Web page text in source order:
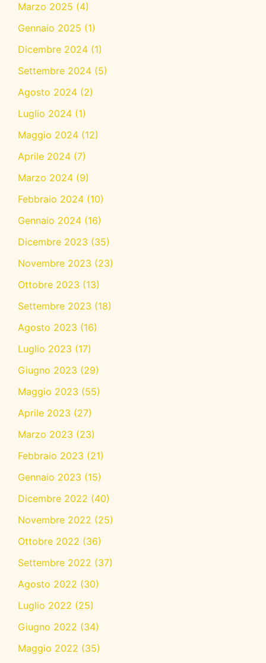
Marzo 2025 (4)
Gennaio 2025 (1)
Dicembre 2024 (1)
Settembre 2024 (5)
Agosto 2024 (2)
Luglio 2024 (1)
Maggio 2024 (12)
Aprile 2024 (7)
Marzo 2024 (9)
Febbraio 2024 (10)
Gennaio 2024 (16)
Dicembre 2023 (35)
Novembre 2023 (23)
Ottobre 2023 (13)
Settembre 2023 (18)
Agosto 2023 (16)
Luglio 2023 (17)
Giugno 2023 (29)
Maggio 2023 (55)
Aprile 2023 (27)
Marzo 2023 (23)
Febbraio 2023 (21)
Gennaio 2023 (15)
Dicembre 2022 (40)
Novembre 2022 (25)
Ottobre 2022 (36)
Settembre 2022 (37)
Agosto 2022 (30)
Luglio 2022 (25)
Giugno 2022 (34)
Maggio 2022 (35)